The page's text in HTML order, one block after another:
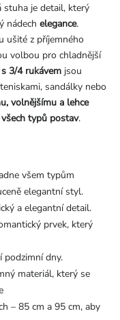
stuha je detail, který
nádech elegance.
ušité z příjemného
volbou pro chladnější
s 3/4 rukávem jsou
sandálky nebo
volnějšímu a lehce
všech typů postav.
všem typům
elegantní styl.
a elegantní detail.
prvek, který
podzimní dny.
materiál, který se
– 85 cm a 95 cm, aby